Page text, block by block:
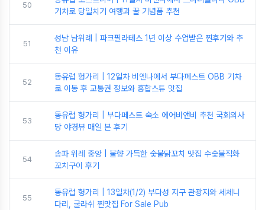
50
기차로 당일치기 여행과 꿀 기념품 추천
51
성남 남위례 | 파크필라테스 1년 이상 수업받은 찐후기와 추
천 이유
52
동유럽 헝가리 | 12일차 비엔나에서 부다페스트 OBB 기차
로 이동 후 교통권 정보와 홍합스튜 맛집
53
동유럽 헝가리 | 부다페스트 숙소 에어비앤비 추천 국회의사
당 야경뷰 매일 본 후기
54
송파 위례 중앙 | 불향 가득한 숯불닭꼬치 맛집 수숯불직화
꼬치구이 후기
55
동유럽 헝가리 | 13일차(1/2) 부다성 지구 관광지와 세체니
다리, 굴라쉬 찐맛집 For Sale Pub